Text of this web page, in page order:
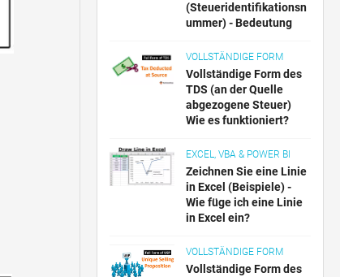
(Steueridentifikationsn
ummer) - Bedeutung
VOLLSTÄNDIGE FORM
Vollständige Form des
TDS (an der Quelle
abgezogene Steuer)
Wie es funktioniert?
EXCEL, VBA & POWER BI
Zeichnen Sie eine Linie
in Excel (Beispiele) -
Wie füge ich eine Linie
in Excel ein?
VOLLSTÄNDIGE FORM
Vollständige Form des